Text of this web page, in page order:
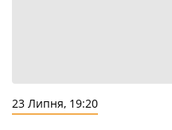
23 Липня, 19:20